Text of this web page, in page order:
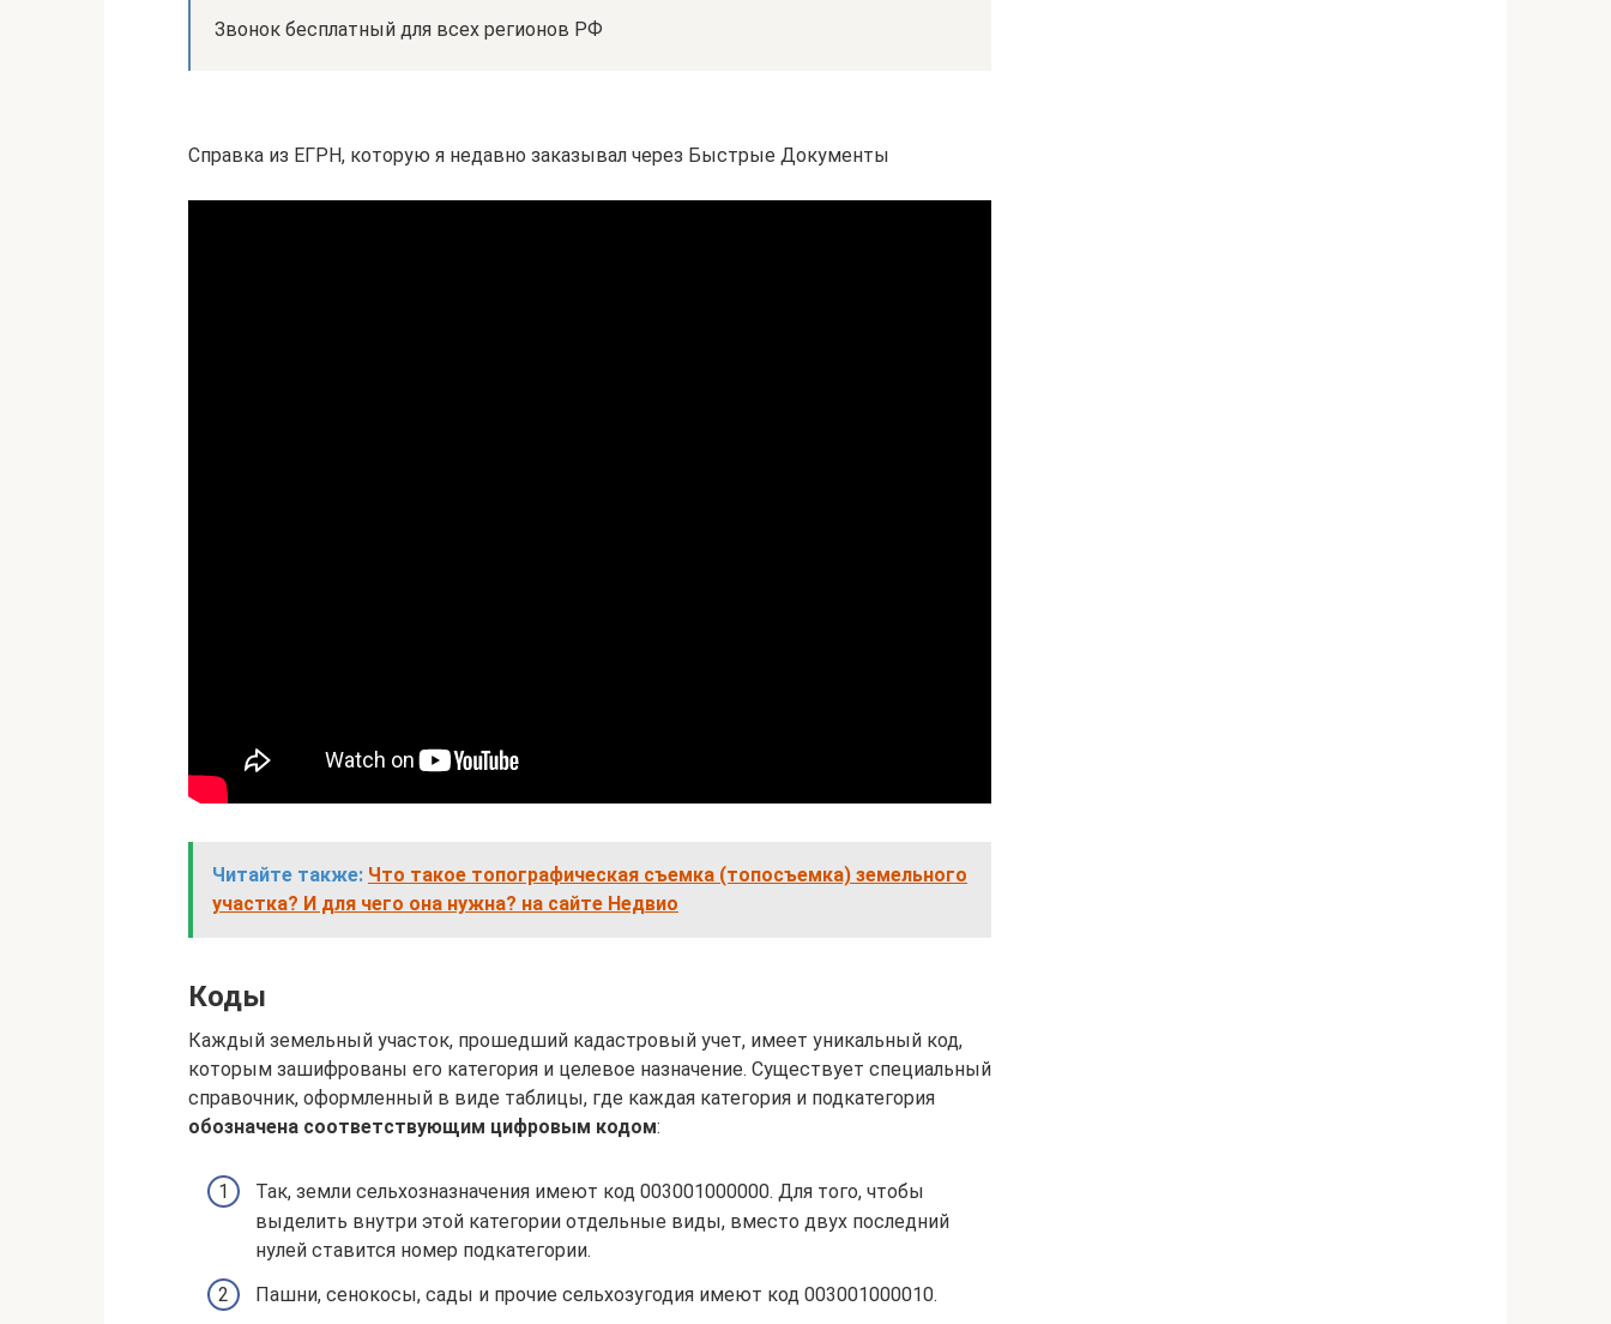
Звонок бесплатный для всех регионов РФ
Справка из ЕГРН, которую я недавно заказывал через Быстрые Документы
Читайте также: Что такое топографическая съемка (топосъемка) земельного
участка? И для чего она нужна? на сайте Недвио
Коды
Каждый земельный участок, прошедший кадастровый учет, имеет уникальный код,
которым зашифрованы его категория и целевое назначение. Существует специальный
справочник, оформленный в виде таблицы, где каждая категория и подкатегория
обозначена соответствующим цифровым кодом:
Так, земли сельхозназначения имеют код 003001000000. Для того, чтобы
выделить внутри этой категории отдельные виды, вместо двух последний
нулей ставится номер подкатегории.
Пашни, сенокосы, сады и прочие сельхозугодия имеют код 003001000010.